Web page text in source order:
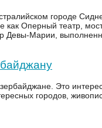
городе
как Оперный театр,
Девы-Марии,
Это
городов,